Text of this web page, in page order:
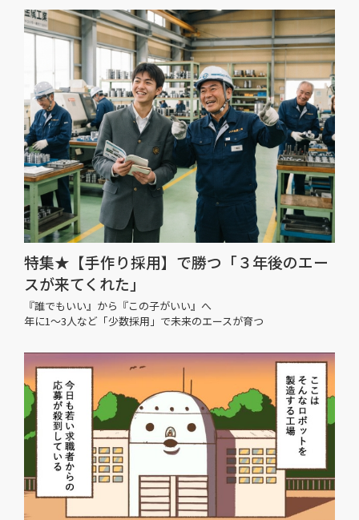
特集★【手作り採用】で勝つ「３年後のエー
スが来てくれた」
『誰でもいい』から『この子がいい』へ
年に1〜3人など「少数採用」で未来のエースが育つ